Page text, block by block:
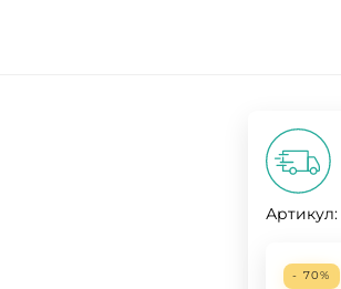
Артикул:
- 70%